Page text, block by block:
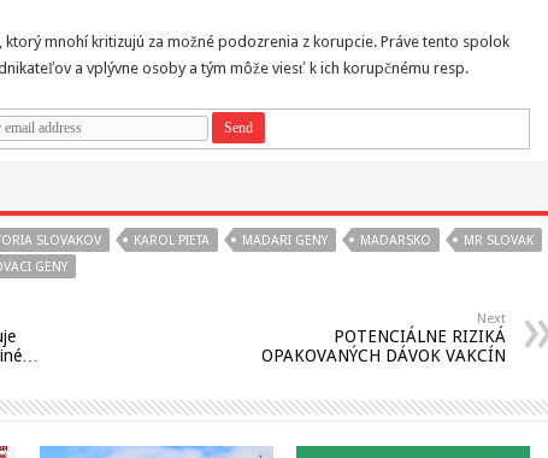
mnohí kritizujú za možné podozrenia z korupcie. Práve tento spolok
a vplývne osoby a tým môže viesť k ich korupčnému resp.
SLOVAKOV KAROL PIETA MADARI GENY MADARSKO
MR SLOVAK
GENY
Next
POTENCIÁLNE RIZIKÁ
OPAKOVANÝCH DÁVOK VAKCÍN